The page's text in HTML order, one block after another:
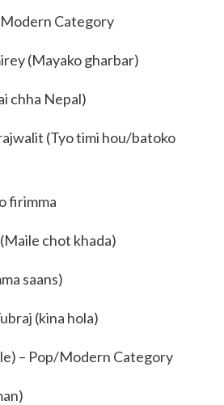
Category
(Mayako gharbar)
chha Nepal)
(Tyo timi hou/batoko
firimma
chot khada)
saans)
(kina hola)
– Pop/Modern Category